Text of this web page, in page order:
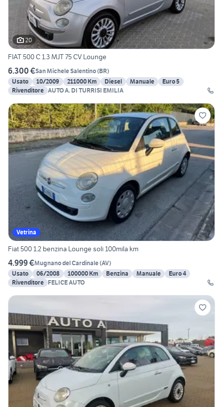
20
FIAT 500 C 1.3 MJT 75 CV Lounge
6.300 €San Michele Salentino(BR)
Usato
10/2009 211000 Km Diesel Manuale
Euro 5
Rivenditore AUTO A. DI TURRISI EMILIA
Vetrina
Fiat 500 1.2 benzina Lounge soli 100mila km
4.999 €Mugnano del Cardinale(AV)
Usato
06/2008 100000 Km Benzina Manuale
Euro 4
Rivenditore FELICE AUTO